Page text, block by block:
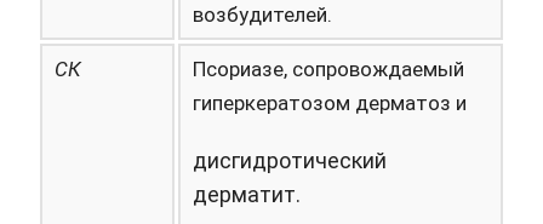
возбудителей.
СК
Псориазе, сопровождаемый
гиперкератозом дерматоз и
дисгидротический
дерматит.